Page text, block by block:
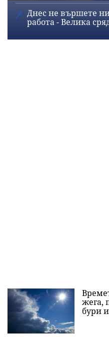
Днес не вършете
работа - Велика
жега,
бури